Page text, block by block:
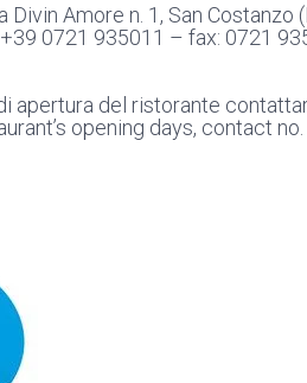
Amore n. 1, San Costanzo
+39 0721 935011 – fax: 0721
apertura del ristorante
opening days, contact